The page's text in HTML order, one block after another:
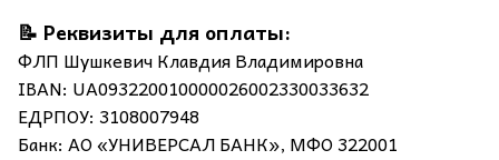
📝 Реквизиты для оплаты:
ФЛП Шушкевич Клавдия Владимировна
IBAN: UA093220010000026002330033632
ЕДРПОУ: 3108007948
Банк: АО «УНИВЕРСАЛ БАНК», МФО 322001